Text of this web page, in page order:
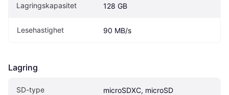
Lagringskapasitet 128 GB
Lesehastighet 90 MB/s
Lagring
SD-type microSDXC, microSD